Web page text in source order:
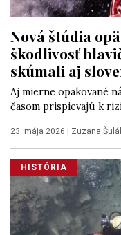
Nová štúdia
škodlivosť
skúmali aj
Aj mierne opakované
časom prispievajú k
23. mája 2026 Zuzana
HISTÓRIA